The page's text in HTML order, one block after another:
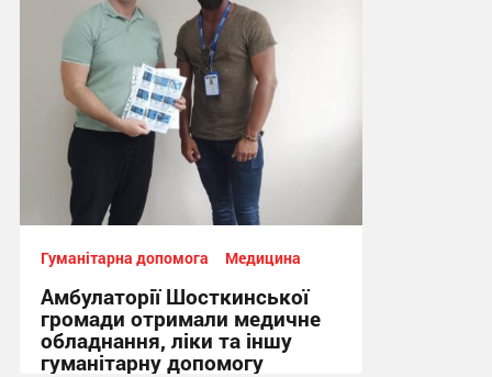
Гуманітарна допомога Медицина
Амбулаторії Шосткинської
громади отримали медичне
обладнання, ліки та іншу
гуманітарну допомогу